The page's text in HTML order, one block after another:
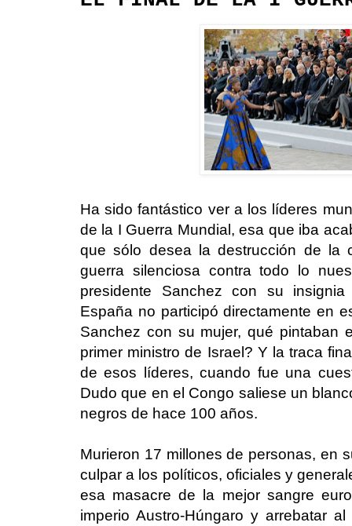
Ha sido fantástico ver a los líderes
de la I Guerra Mundial, esa que iba
que sólo desea la destrucción de la
guerra silenciosa contra todo lo
presidente Sanchez con su
España no participó directamente en
Sanchez con su mujer, qué pintaban
primer ministro de Israel? Y la traca
de esos líderes, cuando fue una
Dudo que en el Congo saliese un
negros de hace 100 años.
Murieron 17 millones de personas, en
culpar a los políticos, oficiales y
esa masacre de la mejor sangre
imperio Austro-Húngaro y arrebatar